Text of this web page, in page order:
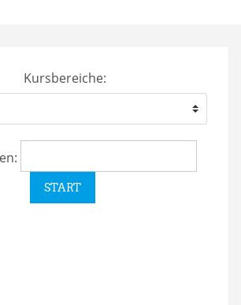
Kursbereiche: